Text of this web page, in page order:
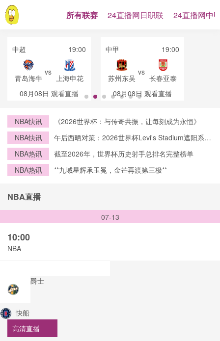
所有联赛 24直播网日职联 24直播网中
中超 19:00
青岛海牛
vs
上海申花
08月08日 观看直播
中甲 19:00
苏州东吴
vs
长春亚泰
08月08日 观看直播
NBA快讯
《2026世界杯：与传奇共振，让每刻成为永恒》
NBA快讯
午后西晒对策：2026世界杯Levi's Stadium遮阳系统
NBA热讯
截至2026年，世界杯历史射手总排名完整榜单
NBA热讯
**九域星辉承玉冕，金芒再渡第三极**
NBA直播
07-13
10:00
NBA
爵士
快船
高清直播